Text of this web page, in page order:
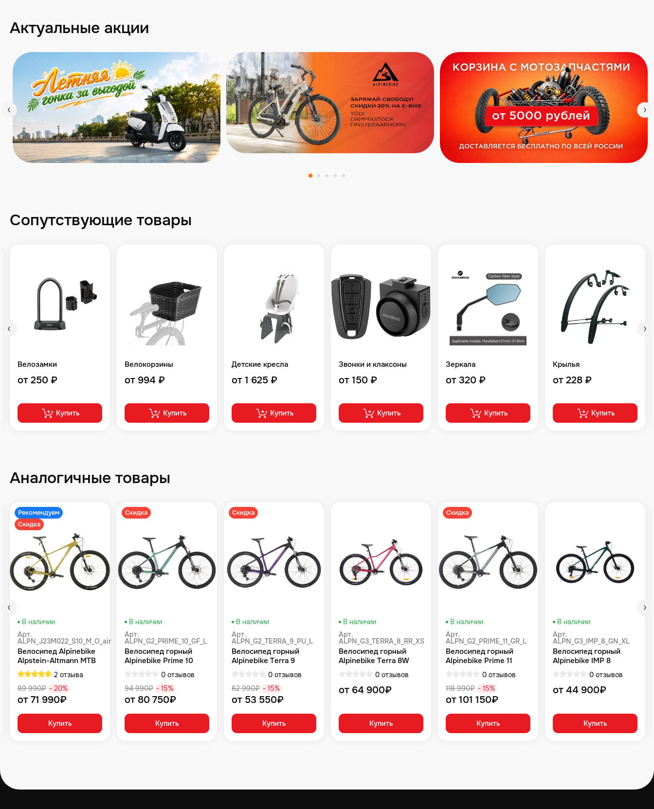
Актуальные акции
Сопутствующие товары
Велозамки
от 250 ₽
Купить
Велокорзины
от 994 ₽
Купить
Детские кресла
от 1 625 ₽
Купить
Звонки и клаксоны
от 150 ₽
Купить
Зеркала
от 320 ₽
Купить
Крылья
от 228 ₽
Купить
Аналогичные товары
Рекомендуем
Скидка
В наличии
Арт.
ALPN_J23M022_S10_M_O_air
Велосипед Alpinebike
Alpstein-Altmann MTB
10 air цвет оливковый
2 отзыва
89 990₽ - 20%
от 71 990₽
Купить
Скидка
В наличии
Арт.
ALPN_G2_PRIME_10_GF_L
Велосипед горный
Alpinebike Prime 10
туманный зеленый
0 отзывов
94 990₽ - 15%
от 80 750₽
Купить
Скидка
В наличии
Арт.
ALPN_G2_TERRA_9_PU_L
Велосипед горный
Alpinebike Terra 9
фиолетовый космос
0 отзывов
62 990₽ - 15%
от 53 550₽
Купить
В наличии
Арт.
ALPN_G3_TERRA_8_RR_XS
Велосипед горный
Alpinebike Terra 8W
0 отзывов
от 64 900₽
Купить
Скидка
В наличии
Арт.
ALPN_G2_PRIME_11_GR_L
Велосипед горный
Alpinebike Prime 11
громовой серый0 отзывов
118 990₽ - 15%
от 101 150₽
Купить
В наличии
Арт.
ALPN_G3_IMP_8_GN_XL
Велосипед горный
Alpinebike IMP 8
0 отзывов
от 44 900₽
Купить